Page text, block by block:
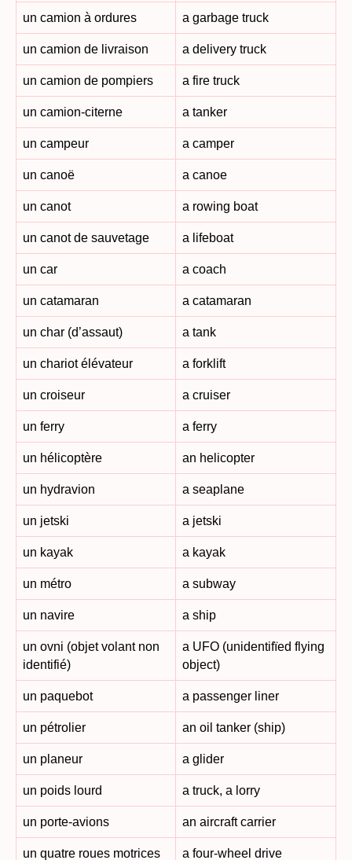
un camion à ordures a garbage truck
un camion de livraison a delivery truck
un camion de pompiers a fire truck
un camion-citerne a tanker
un campeur a camper
un canoë a canoe
un canot a rowing boat
un canot de sauvetage a lifeboat
un car a coach
un catamaran a catamaran
un char (d’assaut) a tank
un chariot élévateur a forklift
un croiseur a cruiser
un ferry a ferry
un hélicoptère an helicopter
un hydravion a seaplane
un jetski a jetski
un kayak a kayak
un métro a subway
un navire a ship
un ovni (objet volant non
identifié)
a UFO (unidentifïed flying
object)
un paquebot a passenger liner
un pétrolier an oil tanker (ship)
un planeur a glider
un poids lourd a truck, a lorry
un porte-avions an aircraft carrier
un quatre roues motrices a four-wheel drive